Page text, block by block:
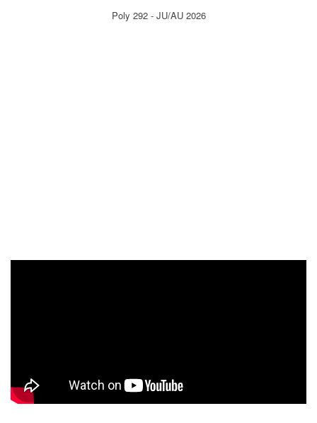
Poly 292 - JU/AU 2026